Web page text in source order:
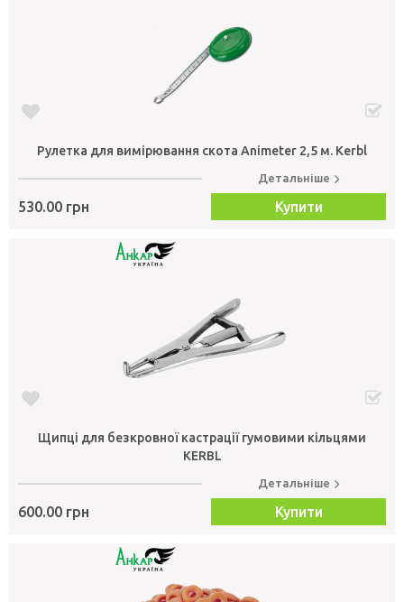
Рулетка для вимірювання скота Animeter 2,5 м. Kerbl
530.00 грн
Детальніше
Купити
Щипці для безкровної кастрації гумовими кільцями
KERBL
600.00 грн
Детальніше
Купити